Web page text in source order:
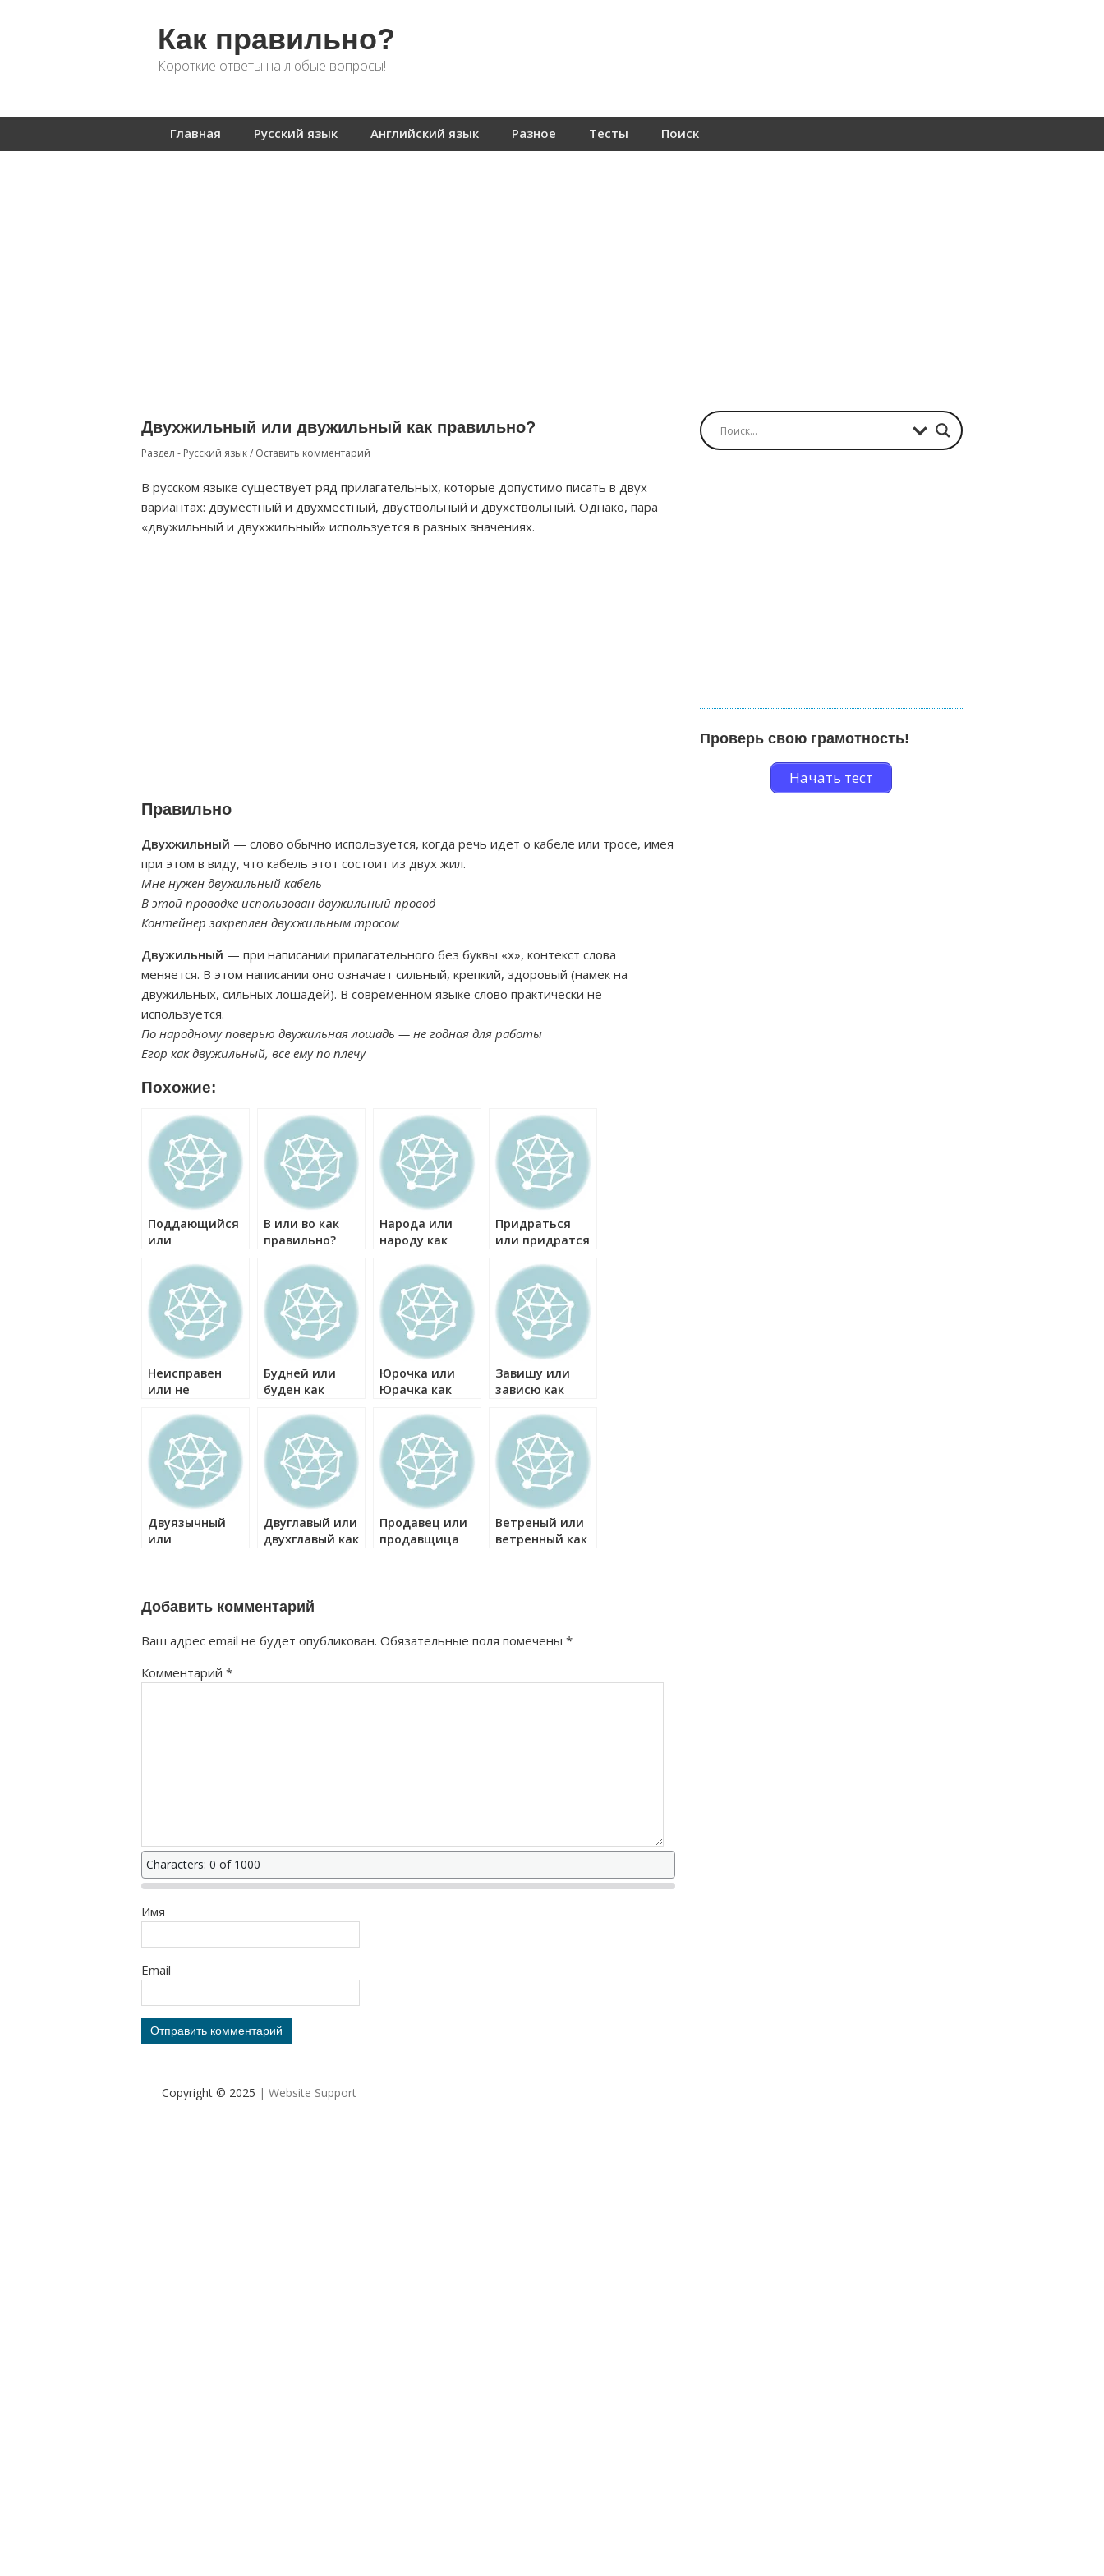
Как правильно?
Короткие ответы на любые вопросы!
Главная Русский язык Английский язык Разное Тесты Поиск
Двухжильный или двужильный как правильно?
Раздел - Русский язык/ Оставить комментарий
В русском языке существует ряд прилагательных, которые допустимо писать в двух
вариантах: двуместный и двухместный, двуствольный и двухствольный. Однако, пара
«двужильный и двухжильный» используется в разных значениях.
Правильно
Двухжильный — слово обычно используется, когда речь идет о кабеле или тросе, имея
при этом в виду, что кабель этот состоит из двух жил.
Мне нужен двужильный кабель
В этой проводке использован двужильный провод
Контейнер закреплен двухжильным тросом
Двужильный — при написании прилагательного без буквы «х», контекст слова
меняется. В этом написании оно означает сильный, крепкий, здоровый (намек на
двужильных, сильных лошадей). В современном языке слово практически не
используется.
По народному поверью двужильная лошадь — не годная для работы
Егор как двужильный, все ему по плечу
Похожие:
Поддающийся
или
как правильно?
В или во как
правильно?
Народа или
народу как
Придраться
или придратся
Неисправен
или не
правильно?
Будней или
буден как
Юрочка или
Юрачка как
Завишу или
зависю как
Двуязычный
или
Двуглавый или
двухглавый как
Продавец или
продавщица
Ветреный или
ветренный как
Добавить комментарий
Ваш адрес email не будет опубликован. Обязательные поля помечены *
Комментарий *
Characters: 0 of 1000
Имя
Email
Проверь свою грамотность!
Начать тест
Copyright © 2025 | Website Support